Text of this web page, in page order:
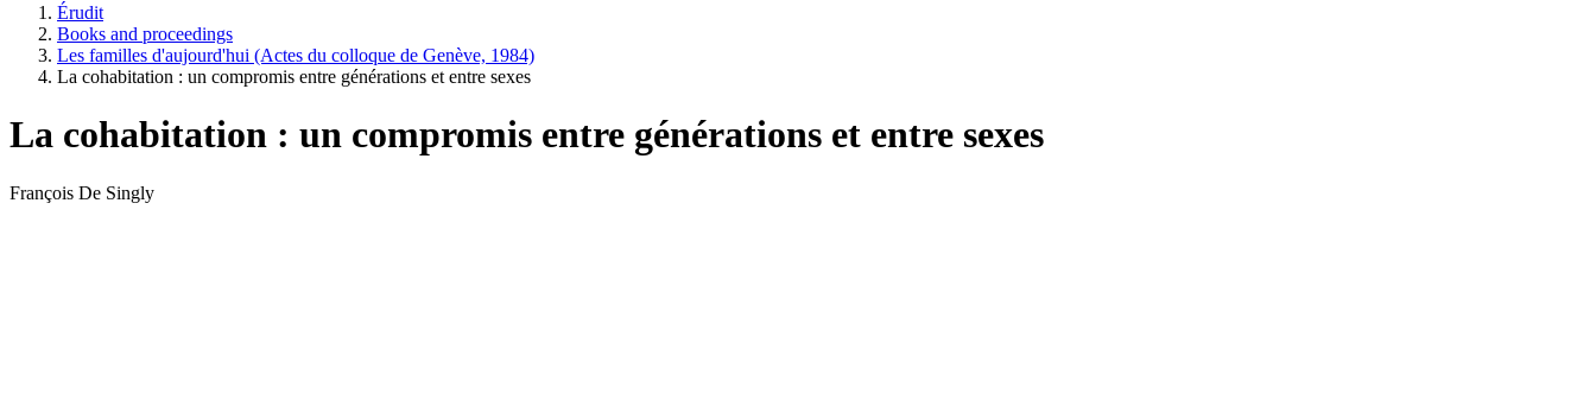
Érudit
Books and proceedings
Les familles d'aujourd'hui (Actes du colloque de Genève, 1984)
La cohabitation : un compromis entre générations et entre sexes
La cohabitation : un compromis entre générations et entre sexes
François De Singly